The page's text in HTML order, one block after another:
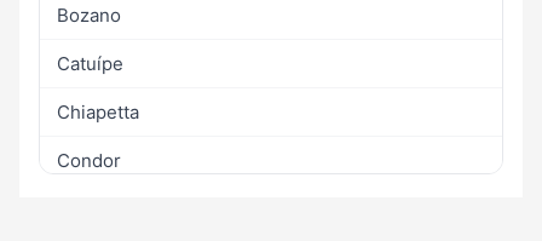
Bozano
Catuípe
Chiapetta
Condor